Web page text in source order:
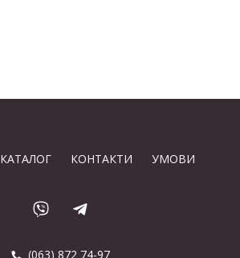
КАТАЛОГ КОНТАКТИ УМОВИ
(063) 872 74-97